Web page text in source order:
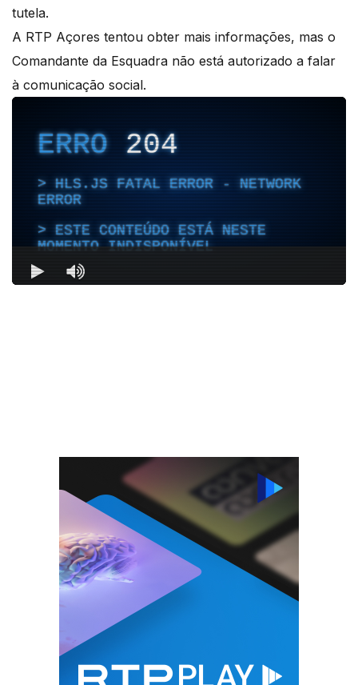
tutela.
A RTP Açores tentou obter mais informações, mas o
Comandante da Esquadra não está autorizado a falar
à comunicação social.